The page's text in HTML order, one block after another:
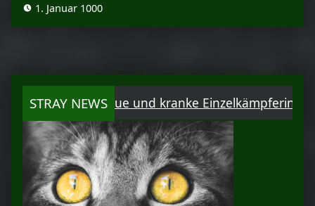
1. Januar 1000
STRAY NEWS
– eine scheue und kranke Einzelkämpferin Abhy